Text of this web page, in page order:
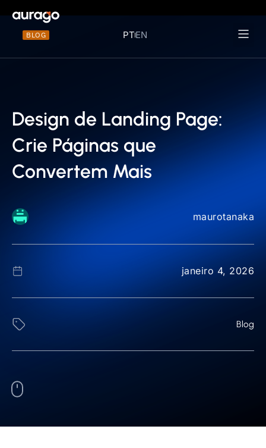
BLOG PTEN
Design de Landing Page:
Crie Páginas que
Convertem Mais
maurotanaka
janeiro 4, 2026
Blog